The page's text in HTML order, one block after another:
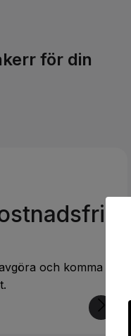
för din
och komma